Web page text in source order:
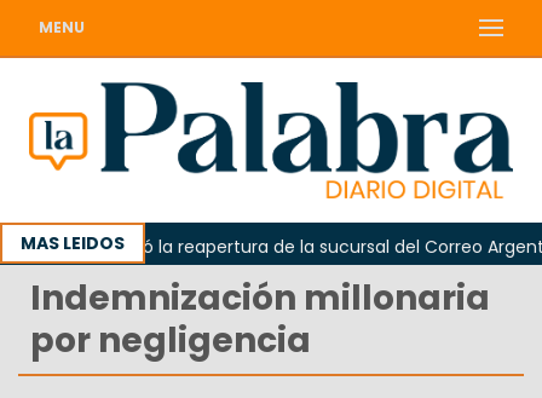
MENU
MAS LEIDOS
reclamó la reapertura de la sucursal del Correo Argentino
Indemnización millonaria
por negligencia